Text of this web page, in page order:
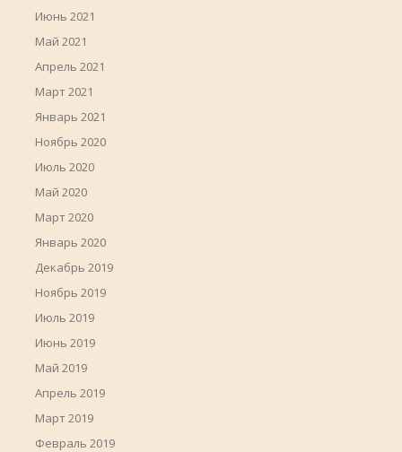
Июнь 2021
Май 2021
Апрель 2021
Март 2021
Январь 2021
Ноябрь 2020
Июль 2020
Май 2020
Март 2020
Январь 2020
Декабрь 2019
Ноябрь 2019
Июль 2019
Июнь 2019
Май 2019
Апрель 2019
Март 2019
Февраль 2019